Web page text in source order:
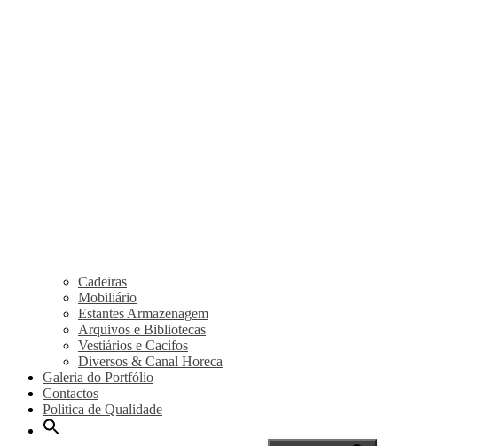
Cadeiras
Mobiliário
Estantes Armazenagem
Arquivos e Bibliotecas
Vestiários e Cacifos
Diversos & Canal Horeca
Galeria do Portfólio
Contactos
Politica de Qualidade